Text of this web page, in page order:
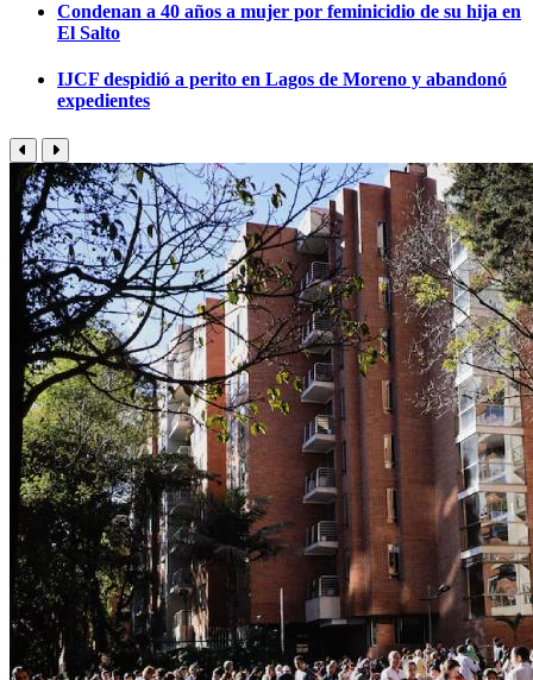
Condenan a 40 años a mujer por feminicidio de su hija en
El Salto
IJCF despidió a perito en Lagos de Moreno y abandonó
expedientes